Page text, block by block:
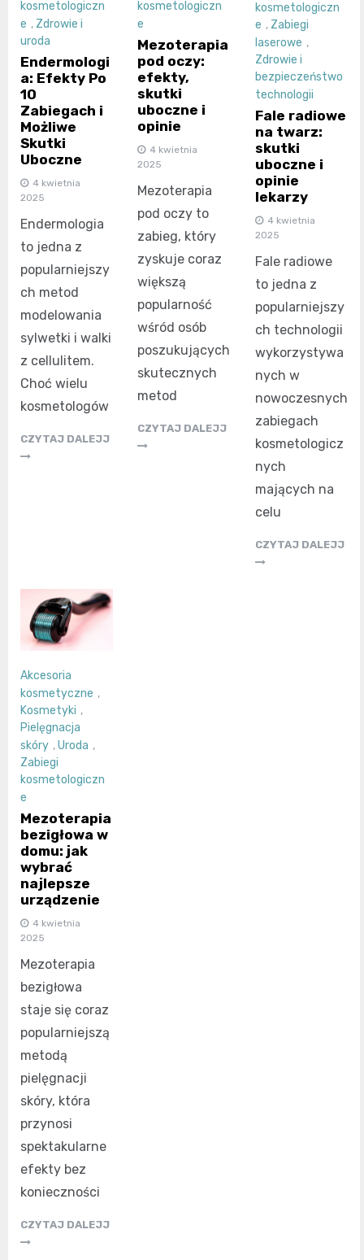
kosmetologiczn
e , Zdrowie i
uroda
Endermologi
a: Efekty Po
10
Zabiegach i
Możliwe
Skutki
Uboczne
4 kwietnia
2025
Endermologia
to jedna z
popularniejszy
ch metod
modelowania
sylwetki i walki
z cellulitem.
Choć wielu
kosmetologów
CZYTAJ DALEJJ
kosmetologiczn
e
Mezoterapia
pod oczy:
efekty,
skutki
uboczne i
opinie
4 kwietnia
2025
Mezoterapia
pod oczy to
zabieg, który
zyskuje coraz
większą
popularność
wśród osób
poszukujących
skutecznych
metod
CZYTAJ DALEJJ
kosmetologiczn
e , Zabiegi
laserowe ,
Zdrowie i
bezpieczeństwo
technologii
Fale radiowe
na twarz:
skutki
uboczne i
opinie
lekarzy
4 kwietnia
2025
Fale radiowe
to jedna z
popularniejszy
ch technologii
wykorzystywa
nych w
nowoczesnych
zabiegach
kosmetologicz
nych
mających na
celu
CZYTAJ DALEJJ
Akcesoria
kosmetyczne ,
Kosmetyki ,
Pielęgnacja
skóry ,Uroda ,
Zabiegi
kosmetologiczn
e
Mezoterapia
bezigłowa w
domu: jak
wybrać
najlepsze
urządzenie
4 kwietnia
2025
Mezoterapia
bezigłowa
staje się coraz
popularniejszą
metodą
pielęgnacji
skóry, która
przynosi
spektakularne
efekty bez
konieczności
CZYTAJ DALEJJ